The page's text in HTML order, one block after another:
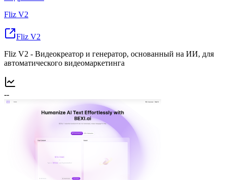
Fliz V2
Fliz V2
Fliz V2 - Видеокреатор и генератор, основанный на ИИ, для
автоматического видеомаркетинга
--